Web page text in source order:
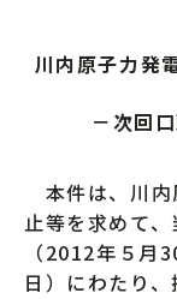
川内原子力発
－次回
本件は、川内
止等を求めて
（2012年５月
日）にわたり、